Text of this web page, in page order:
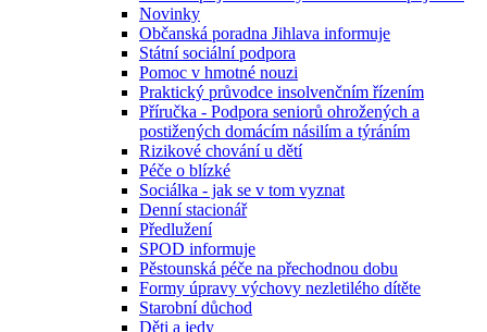
Novinky
Občanská poradna Jihlava informuje
Státní sociální podpora
Pomoc v hmotné nouzi
Praktický průvodce insolvenčním řízením
Příručka - Podpora seniorů ohrožených a
postižených domácím násilím a týráním
Rizikové chování u dětí
Péče o blízké
Sociálka - jak se v tom vyznat
Denní stacionář
Předlužení
SPOD informuje
Pěstounská péče na přechodnou dobu
Formy úpravy výchovy nezletilého dítěte
Starobní důchod
Děti a jedy